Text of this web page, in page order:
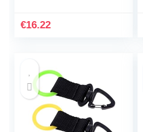
Ademhalingsregelaar
€16.22